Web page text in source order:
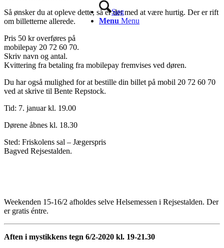
Søg
Menu Menu
Så ønsker du at opleve dette, så er det med at være hurtig. Der er rift
om billetterne allerede.
Pris 50 kr overføres på
mobilepay 20 72 60 70.
Skriv navn og antal.
Kvittering fra betaling fra mobilepay fremvises ved døren.
Du har også mulighed for at bestille din billet på mobil 20 72 60 70
ved at skrive til Bente Repstock.
Tid: 7. januar kl. 19.00
Dørene åbnes kl. 18.30
Sted: Friskolens sal – Jægerspris
Bagved Rejsestalden.
Weekenden 15-16/2 afholdes selve Helsemessen i Rejsestalden. Der
er gratis éntre.
Aften i mystikkens tegn 6/2-2020 kl. 19-21.30